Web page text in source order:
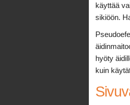
käyttää
sikiöön.
hyöty
kuin